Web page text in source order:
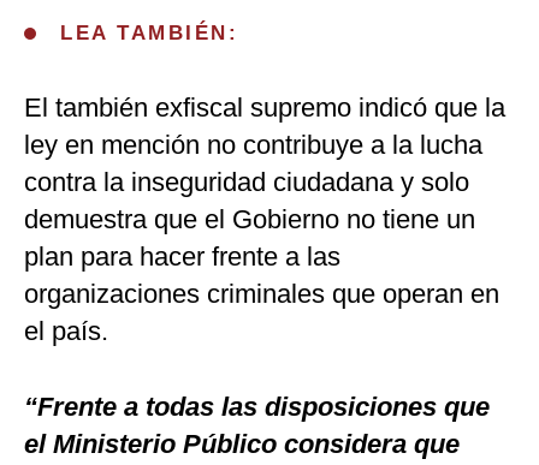
LEA TAMBIÉN:
El también exfiscal supremo indicó que la
ley en mención no contribuye a la lucha
contra la inseguridad ciudadana y solo
demuestra que el Gobierno no tiene un
plan para hacer frente a las
organizaciones criminales que operan en
el país.
“Frente a todas las disposiciones que
el Ministerio Público considera que